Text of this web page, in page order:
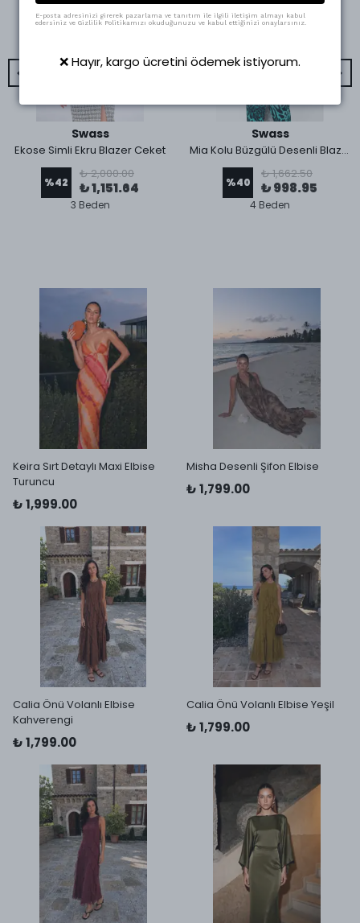
Swass
Ekose Simli Ekru Blazer Ceket
%42
₺ 2,000.00
₺ 1,151.64
3 Beden
Swass
Mia Kolu Büzgülü Desenli Blazer Ceket Yeşil Leopar
%40
₺ 1,662.50
₺ 998.95
4 Beden
Keira Sırt Detaylı Maxi Elbise
Turuncu
₺ 1,999.00
Misha Desenli Şifon Elbise
₺ 1,799.00
Calia Önü Volanlı Elbise
Kahverengi
₺ 1,799.00
Calia Önü Volanlı Elbise Yeşil
₺ 1,799.00
E-posta adresinizi girerek pazarlama ve tanıtım ile ilgili iletişim almayı kabul
edersiniz ve Gizlilik Politikamızı okuduğunuzu ve kabul ettiğinizi onaylarsınız.
❌ Hayır, kargo ücretini ödemek istiyorum.